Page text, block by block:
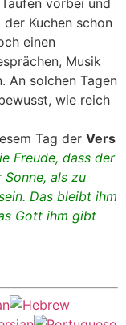
Kuchen schon
einen
Musik
An solchen Tagen
wie reich
Tag der Vers
Freude, dass der
Sonne, als zu
Das bleibt ihm
Gott ihm gibt